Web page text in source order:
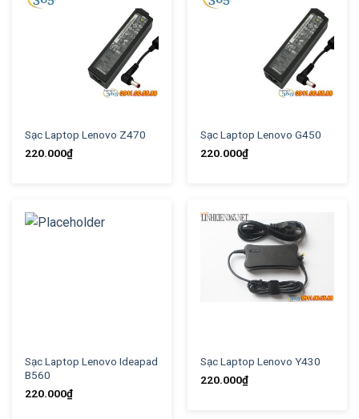
Sạc Laptop Lenovo Z470
220.000₫
Sạc Laptop Lenovo G450
220.000₫
Sạc Laptop Lenovo Ideapad
B560
220.000₫
Sạc Laptop Lenovo Y430
220.000₫